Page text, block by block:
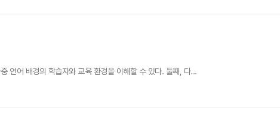
언어 배경의 학습자와 교육 환경을 이해할 수 있다. 둘째, 다...